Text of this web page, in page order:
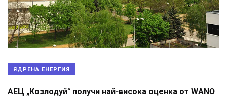
ЯДРЕНА ЕНЕРГИЯ
АЕЦ „Козлодуй“ получи най-висока оценка от WANO